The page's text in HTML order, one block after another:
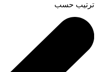
ترتيب حسب